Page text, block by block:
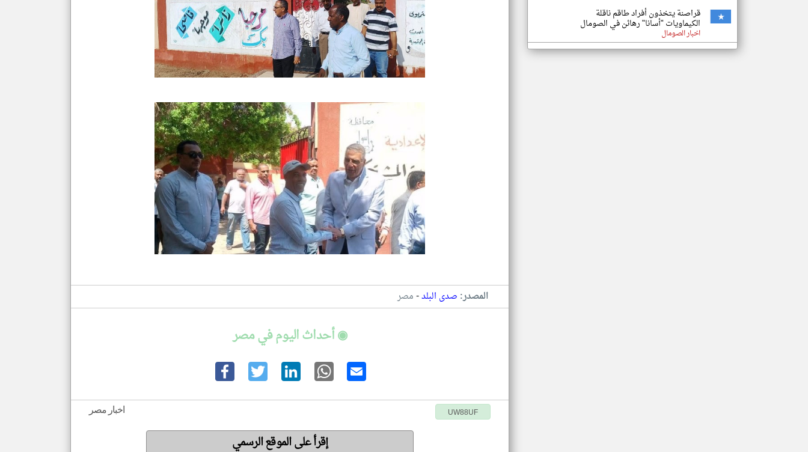
المصدر: صدى البلد-مصر
◉ أحداث اليوم في مصر
اخبار مصر UW88UF
إقرأ على الموقع الرسمي
قراصنة يتخذون أفراد طاقم ناقلة
الكيماويات "أسانا" رهائن في الصومال
اخبار الصومال